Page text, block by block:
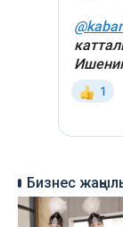
Бизнес